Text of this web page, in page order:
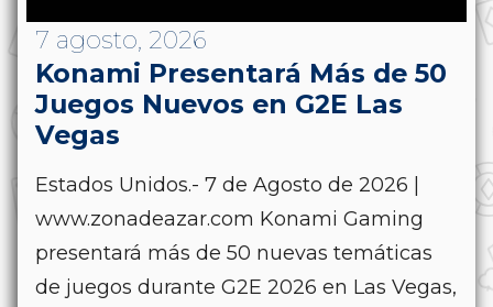
7 agosto, 2026
Konami Presentará Más de 50
Juegos Nuevos en G2E Las
Vegas
Estados Unidos.- 7 de Agosto de 2026 |
www.zonadeazar.com Konami Gaming
presentará más de 50 nuevas temáticas
de juegos durante G2E 2026 en Las Vegas,